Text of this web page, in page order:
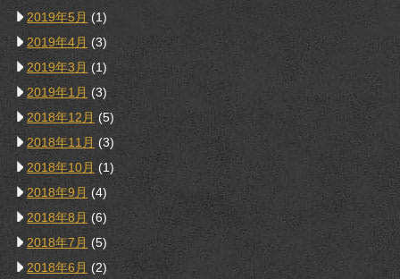
2019年5月 (1)
2019年4月 (3)
2019年3月 (1)
2019年1月 (3)
2018年12月 (5)
2018年11月 (3)
2018年10月 (1)
2018年9月 (4)
2018年8月 (6)
2018年7月 (5)
2018年6月 (2)